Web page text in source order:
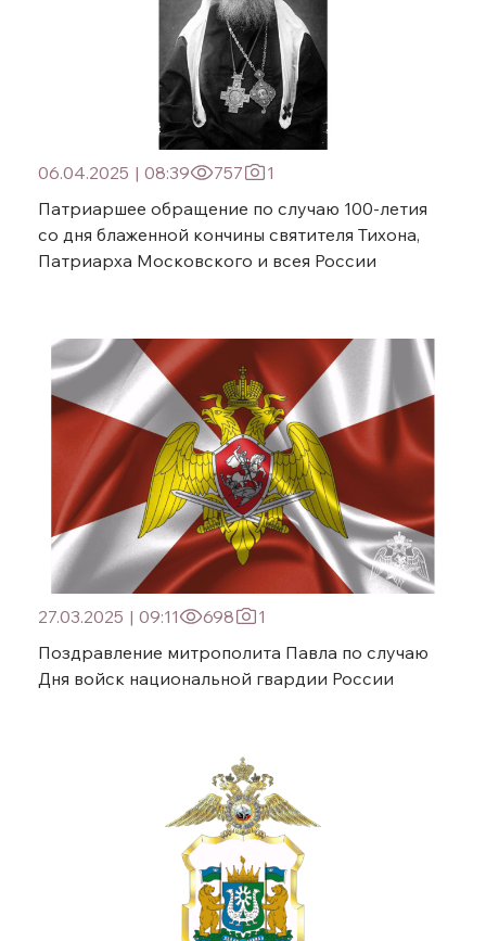
06.04.2025 | 08:39 757
1
Патриаршее обращение по случаю 100-летия
со дня блаженной кончины святителя Тихона,
Патриарха Московского и всея России
27.03.2025 | 09:11 698
1
Поздравление митрополита Павла по случаю
Дня войск национальной гвардии России